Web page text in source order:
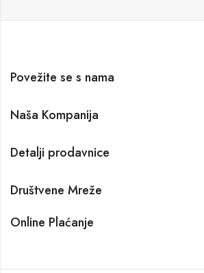
Povežite se s nama
Naša Kompanija
Detalji prodavnice
Društvene Mreže
Online Plaćanje